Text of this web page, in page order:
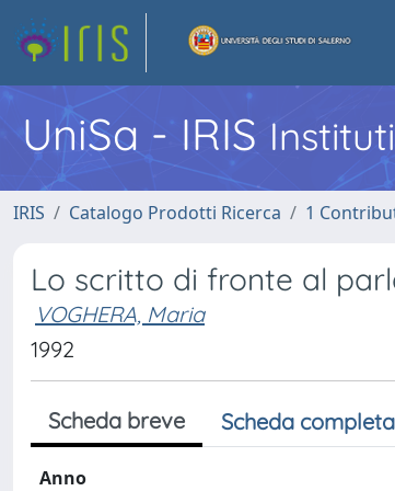
UniSa - IRIS
IRIS Catalogo Prodotti Ricerca 1
Lo scritto di fronte al
VOGHERA, Maria
1992
Scheda breve Scheda completa
Anno